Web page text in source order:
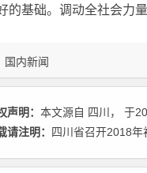
国内新闻
的基础。调动全社会力
声明： 本文源自 四川， 于
请注明：
四川省召开2018